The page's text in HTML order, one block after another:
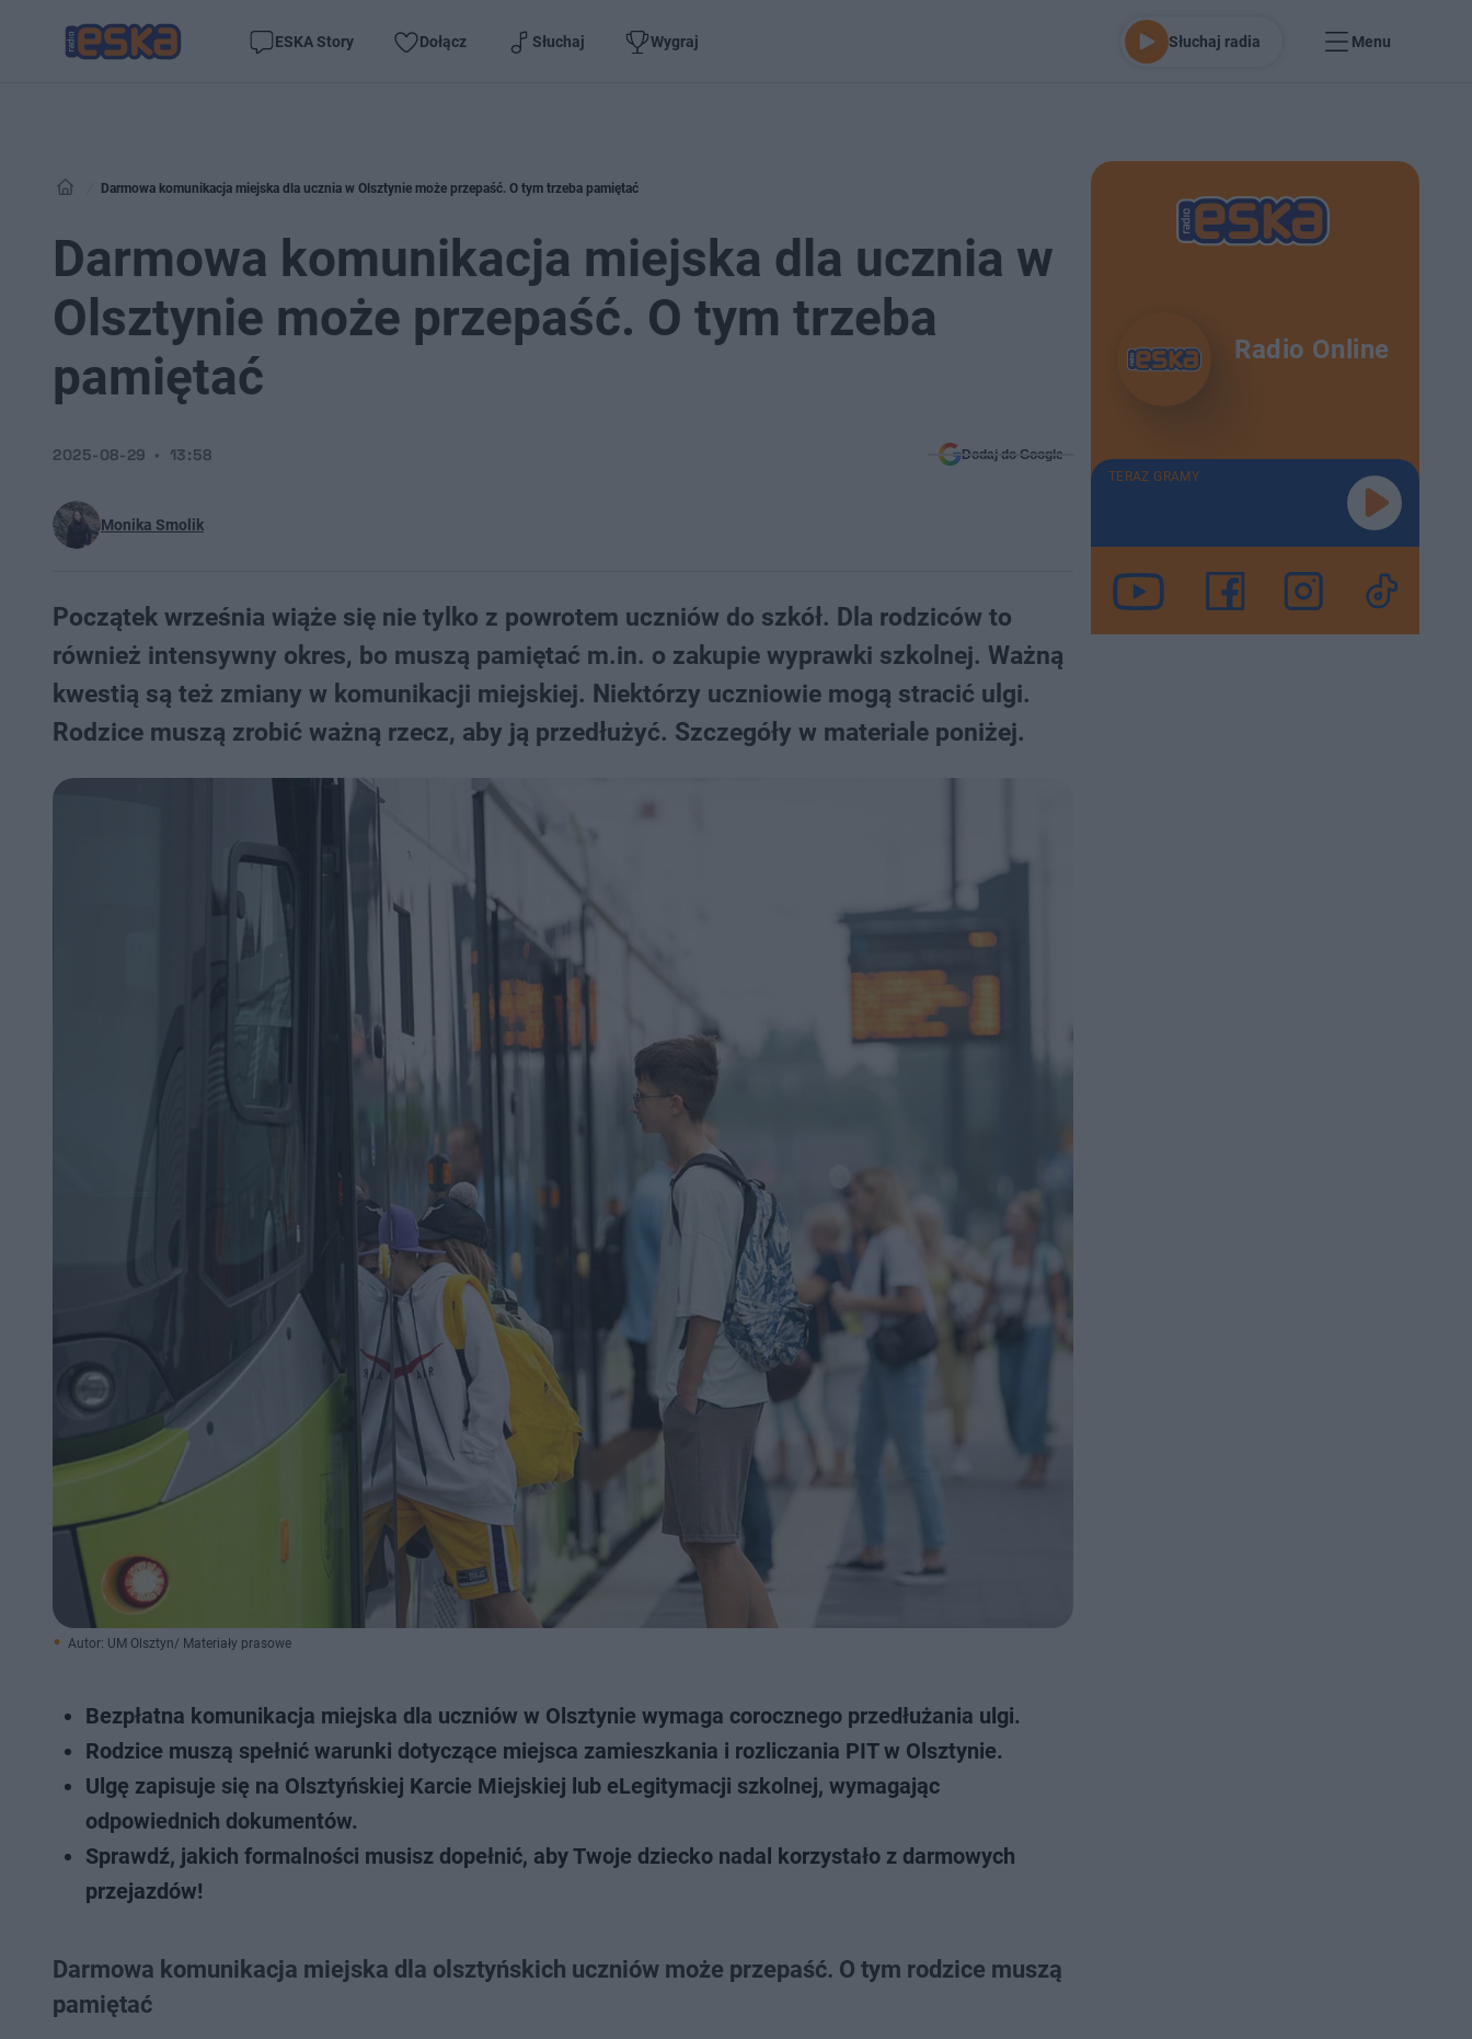
ESKA Story Dołącz Słuchaj Wygraj Słuchaj radia Menu
Darmowa komunikacja miejska dla ucznia w Olsztynie może przepaść. O tym trzeba pamiętać
Darmowa komunikacja miejska dla ucznia w
Olsztynie może przepaść. O tym trzeba
pamiętać
Monika Smolik
2025-08-29 13:58 Dodaj do Google
Początek września wiąże się nie tylko z powrotem uczniów do szkół. Dla rodziców to
również intensywny okres, bo muszą pamiętać m.in. o zakupie wyprawki szkolnej. Ważną
kwestią są też zmiany w komunikacji miejskiej. Niektórzy uczniowie mogą stracić ulgi.
Rodzice muszą zrobić ważną rzecz, aby ją przedłużyć. Szczegóły w materiale poniżej.
Autor: UM Olsztyn/ Materiały prasowe
Bezpłatna komunikacja miejska dla uczniów w Olsztynie wymaga corocznego przedłużania ulgi.
Rodzice muszą spełnić warunki dotyczące miejsca zamieszkania i rozliczania PIT w Olsztynie.
Ulgę zapisuje się na Olsztyńskiej Karcie Miejskiej lub eLegitymacji szkolnej, wymagając
odpowiednich dokumentów.
Sprawdź, jakich formalności musisz dopełnić, aby Twoje dziecko nadal korzystało z darmowych
przejazdów!
Darmowa komunikacja miejska dla olsztyńskich uczniów może przepaść. O tym rodzice muszą
pamiętać
Radio Online
TERAZ GRAMY